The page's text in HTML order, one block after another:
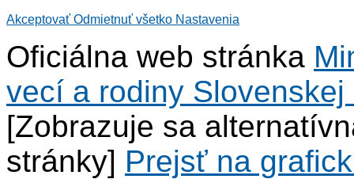
Akceptovať Odmietnuť všetko Nastavenia
Oficiálna web stránka
vecí a rodiny Slovenskej
[Zobrazuje sa
stránky] Prejsť na